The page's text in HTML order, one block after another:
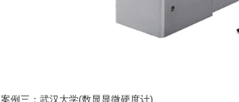
案例三：武汉大学(数显显微硬度计)